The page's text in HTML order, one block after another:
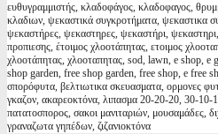
ευθυγραμμιστής, κλαδοφάγος, κλαδοφαγος,
κλαδιων, ψεκαστικά συγκροτήματα, ψεκαστικα
ψεκαστήρες, ψεκαστηρες, ψεκαστήρι,
προπιεσης, έτοιμος χλοοτάπητας, ετοιμος
χλοοτάπητας, χλοοταπητας, sod, lawn, e shop, e
shop garden, free shop garden, free shop, e free
σπορόφυτα, βελτιωτικα σκευασματα, ορμονες
γκαζον, ακαρεοκτόνα, λιπασμα 20-20-20, 30-10-
πατατοσπορος, σακοι μανιταριών, μουσαμάδες,
γραναζωτα γηπέδων, ζιζανιοκτόνα